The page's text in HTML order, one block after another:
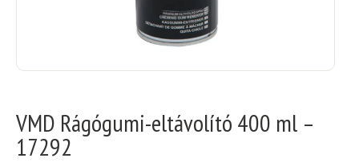
VMD Rágógumi-eltávolító 400 ml –
17292